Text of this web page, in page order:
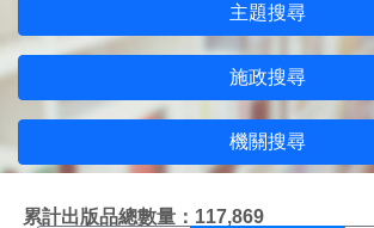
主題搜尋
施政搜尋
機關搜尋
累計出版品總數量：117,869
施政搜尋結果頁面